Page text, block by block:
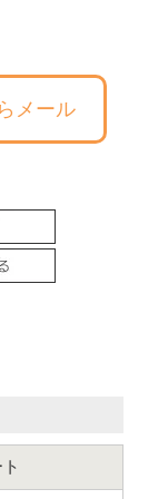
メール